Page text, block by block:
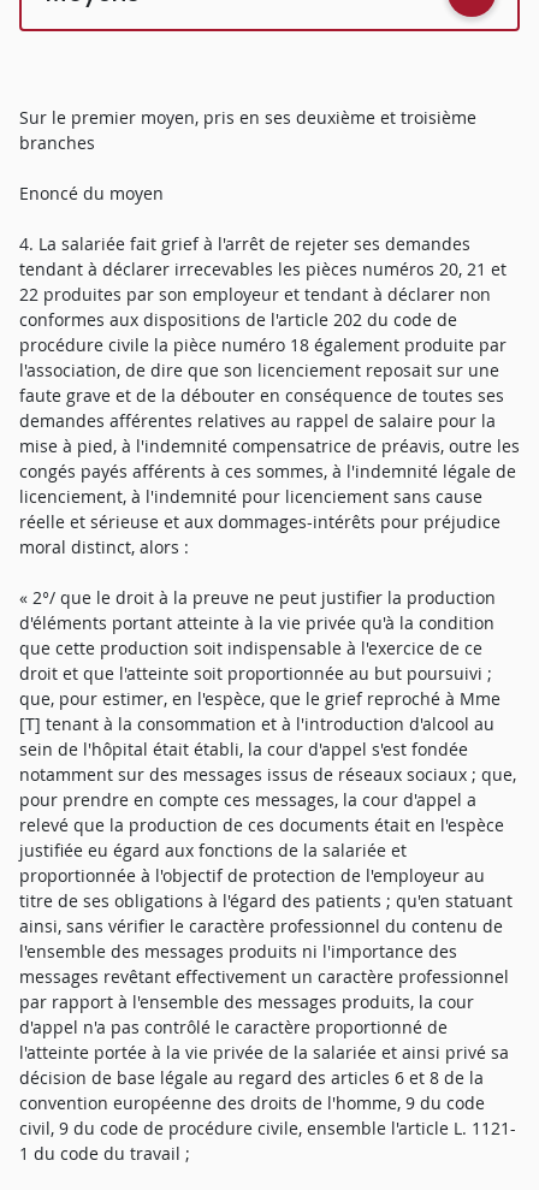
Sur le premier moyen, pris en ses deuxième et troisième
branches
Enoncé du moyen
4. La salariée fait grief à l'arrêt de rejeter ses demandes
tendant à déclarer irrecevables les pièces numéros 20, 21 et
22 produites par son employeur et tendant à déclarer non
conformes aux dispositions de l'article 202 du code de
procédure civile la pièce numéro 18 également produite par
l'association, de dire que son licenciement reposait sur une
faute grave et de la débouter en conséquence de toutes ses
demandes afférentes relatives au rappel de salaire pour la
mise à pied, à l'indemnité compensatrice de préavis, outre les
congés payés afférents à ces sommes, à l'indemnité légale de
licenciement, à l'indemnité pour licenciement sans cause
réelle et sérieuse et aux dommages-intérêts pour préjudice
moral distinct, alors :
« 2°/ que le droit à la preuve ne peut justifier la production
d'éléments portant atteinte à la vie privée qu'à la condition
que cette production soit indispensable à l'exercice de ce
droit et que l'atteinte soit proportionnée au but poursuivi ;
que, pour estimer, en l'espèce, que le grief reproché à Mme
[T] tenant à la consommation et à l'introduction d'alcool au
sein de l'hôpital était établi, la cour d'appel s'est fondée
notamment sur des messages issus de réseaux sociaux ; que,
pour prendre en compte ces messages, la cour d'appel a
relevé que la production de ces documents était en l'espèce
justifiée eu égard aux fonctions de la salariée et
proportionnée à l'objectif de protection de l'employeur au
titre de ses obligations à l'égard des patients ; qu'en statuant
ainsi, sans vérifier le caractère professionnel du contenu de
l'ensemble des messages produits ni l'importance des
messages revêtant effectivement un caractère professionnel
par rapport à l'ensemble des messages produits, la cour
d'appel n'a pas contrôlé le caractère proportionné de
l'atteinte portée à la vie privée de la salariée et ainsi privé sa
décision de base légale au regard des articles 6 et 8 de la
convention européenne des droits de l'homme, 9 du code
civil, 9 du code de procédure civile, ensemble l'article L. 1121-
1 du code du travail ;